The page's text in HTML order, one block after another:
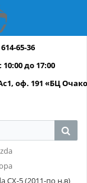
65-36
до 17:00
оф. 191 «БЦ
CX-5 (2011-по н.в)